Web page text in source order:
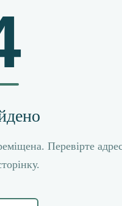
Перевірте